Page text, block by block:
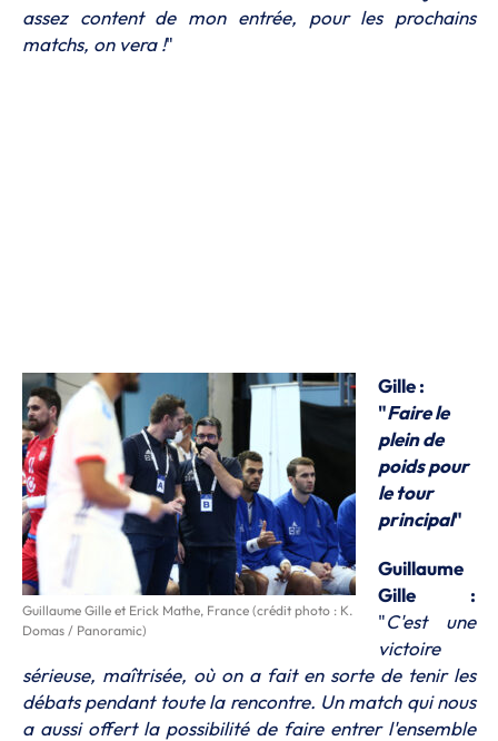
assez content de mon entrée, pour les prochains
matchs, on vera !"
Guillaume Gille et Erick Mathe, France (crédit photo : K.
Domas / Panoramic)
Gille :
"Faire le
plein de
poids pour
le tour
principal"
Guillaume
Gille :
"C'est une
victoire
sérieuse, maîtrisée, où on a fait en sorte de tenir les
débats pendant toute la rencontre. Un match qui nous
a aussi offert la possibilité de faire entrer l'ensemble